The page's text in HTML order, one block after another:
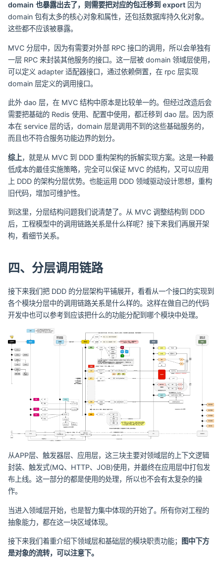
domain 也暴露出去了，则需要把对应的包迁移到 export 因为
domain 包有太多的核心对象和属性，还包括数据库持久化对象。
这些都不应该被暴露。
MVC 分层中，因为有需要对外部 RPC 接口的调用，所以会单独有
一层 RPC 来封装其他服务的接口。这一层被 domain 领域层使用，
可以定义 adapter 适配器接口，通过依赖倒置，在 rpc 层实现
domain 层定义的调用接口。
此外 dao 层，在 MVC 结构中原本是比较单一的。但经过改造后会
需要把基础的 Redis 使用、配置中使用，都迁移到 dao 层。因为原
本在 service 层的话，domain 层是调用不到的这些基础服务的，
而且也不符合服务功能边界的划分。
综上，就是从 MVC 到 DDD 重构架构的拆解实现方案。这是一种最
低成本的最佳实施策略，完全可以保证 MVC 的结构，又可以应用
上 DDD 的架构分层优势。也能运用 DDD 领域驱动设计思想，重构
旧代码，增加可维护性。
到这里，分层结构问题我们说清楚了。从 MVC 调整结构到 DDD
后，工程模型中的调用链路关系是什么样呢？接下来我们再展开架
构，看细节关系。
四、分层调用链路
接下来我们把 DDD 的分层架构平铺展开，看看从一个接口的实现到
各个模块分层中的调用链路关系是什么样的。这样在做自己的代码
开发中也可以参考到应该把什么的功能分配到哪个模块中处理。
从APP层、触发器层、应用层，这三块主要对领域层的上下文逻辑
封装、触发式(MQ、HTTP、JOB)使用，并最终在应用层中打包发
布上线。这一部分的都是使用的处理，所以也不会有太复杂的操
作。
当进入领域层开始，也是智力集中体现的开始了。所有你对工程的
抽象能力，都在这一块区域体现。
接下来我们着重介绍下领域层和基础层的模块职责功能；
图中下方
是对象的流转，可以注意下。